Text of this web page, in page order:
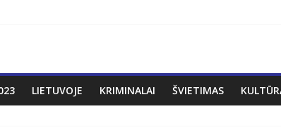
LIETUVOJE KRIMINALAI ŠVIETIMAS